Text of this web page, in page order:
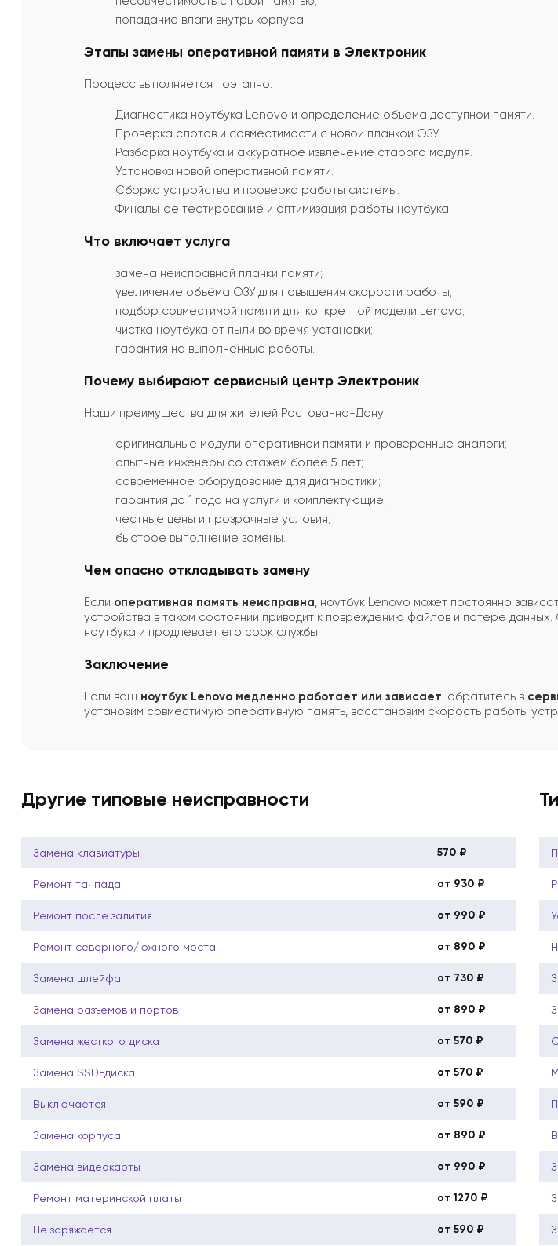
попадание влаги внутрь корпуса.
Этапы замены оперативной памяти в Электроник
Процесс выполняется поэтапно:
Диагностика ноутбука Lenovo и определение объёма доступной памяти.
Проверка слотов и совместимости с новой планкой ОЗУ.
Разборка ноутбука и аккуратное извлечение старого модуля.
Установка новой оперативной памяти.
Сборка устройства и проверка работы системы.
Финальное тестирование и оптимизация работы ноутбука.
Что включает услуга
замена неисправной планки памяти;
увеличение объёма ОЗУ для повышения скорости работы;
подбор совместимой памяти для конкретной модели Lenovo;
чистка ноутбука от пыли во время установки;
гарантия на выполненные работы.
Почему выбирают сервисный центр Электроник
Наши преимущества для жителей Ростова-на-Дону:
оригинальные модули оперативной памяти и проверенные аналоги;
опытные инженеры со стажем более 5 лет;
современное оборудование для диагностики;
гарантия до 1 года на услуги и комплектующие;
честные цены и прозрачные условия;
быстрое выполнение замены.
Чем опасно откладывать замену
Если оперативная память неисправна, ноутбук Lenovo может постоянно
устройства в таком состоянии приводит к повреждению файлов и потере
ноутбука и продлевает его срок службы.
Заключение
Если ваш ноутбук Lenovo медленно работает или зависает, обратитесь в
установим совместимую оперативную память, восстановим скорость работы
Другие типовые неисправности
Замена клавиатуры 570 ₽
Ремонт тачпада от 930 ₽
Ремонт после залития от 990 ₽
Ремонт северного/южного моста от 890 ₽
Замена шлейфа от 730 ₽
Замена разъемов и портов от 890 ₽
Замена жесткого диска от 570 ₽
Замена SSD-диска от 570 ₽
Выключается от 590 ₽
Замена корпуса от 890 ₽
Замена видеокарты от 990 ₽
Ремонт материнской платы от 1270 ₽
Не заряжается от 590 ₽